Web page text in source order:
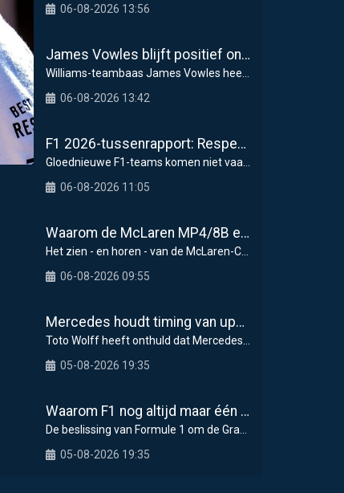
06-08-2026 13:56
James Vowles blijft positief ondanks moeizame start Williams 2026
06-08-2026 13:42
F1 2026-tussenrapport: Respectabele start voor Cadillac
06-08-2026 11:05
Waarom de McLaren MP4/8B een keerpunt had kunnen zijn voor de F1
06-08-2026 09:55
Mercedes houdt timing van upgrades voor rest F1-seizoen 2026 nauwlettend in de gaten
05-08-2026 19:35
Waarom F1 nog altijd maar één Grand Prix zelf organiseert
05-08-2026 19:35